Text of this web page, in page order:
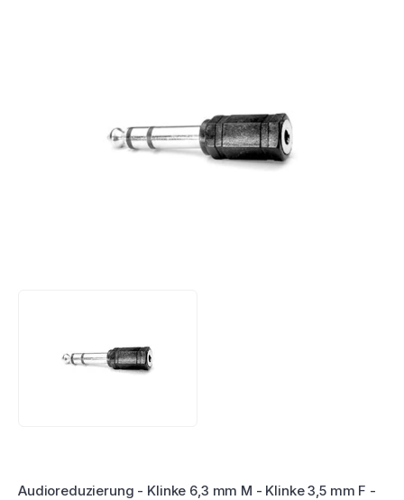
Audioreduzierung - Klinke 6,3 mm M - Klinke 3,5 mm F -